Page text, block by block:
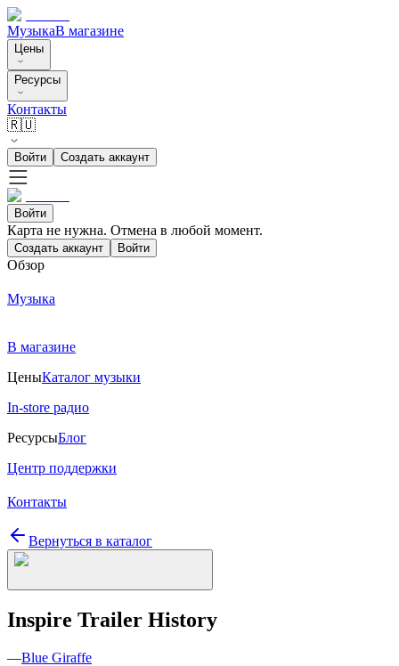
МузыкаВ магазине
Цены
Ресурсы
Контакты
🇷🇺
Войти Создать аккаунт
Войти
Карта не нужна. Отмена в любой момент.
Создать аккаунт Войти
Обзор
Музыка
В магазине
ЦеныКаталог музыки
In-store радио
РесурсыБлог
Центр поддержки
Контакты
Вернуться в каталог
Inspire Trailer History
—Blue Giraffe